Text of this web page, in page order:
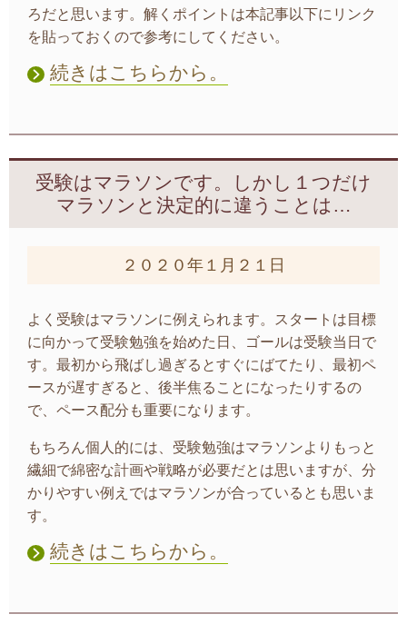
ろだと思います。解くポイントは本記事以下にリンク
を貼っておくので参考にしてください。
続きはこちらから。
受験はマラソンです。しかし１つだけ
マラソンと決定的に違うことは…
２０２０年１月２１日
よく受験はマラソンに例えられます。スタートは目標
に向かって受験勉強を始めた日、ゴールは受験当日で
す。最初から飛ばし過ぎるとすぐにばてたり、最初ペ
ースが遅すぎると、後半焦ることになったりするの
で、ペース配分も重要になります。
もちろん個人的には、受験勉強はマラソンよりもっと
繊細で綿密な計画や戦略が必要だとは思いますが、分
かりやすい例えではマラソンが合っているとも思いま
す。
続きはこちらから。